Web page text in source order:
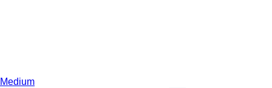
Medium